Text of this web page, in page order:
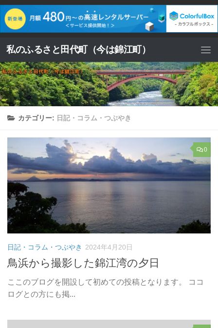
コンテンツへスキップ
私のふるさと田代町（今は錦江町）
カテゴリー: 日記・コラム・つぶやき
0
日記・コラム・つぶやき 2024年4月20日
鳥浜から撮影した錦江湾の夕日
ここのブログを開設して初めての投稿となります。 ココ
ログとの方にも掲...